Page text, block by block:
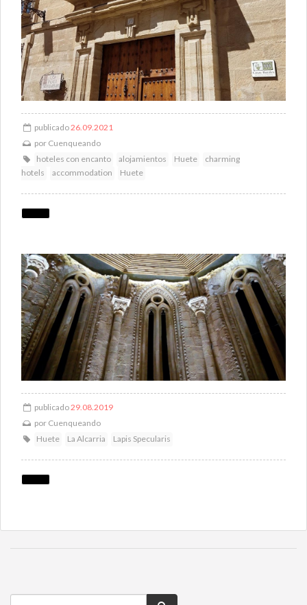
publicado26.09.2021
por Cuenqueando
hoteles con encanto
alojamientos Huete
charming
hotels
accommodation Huete
publicado29.08.2019
por Cuenqueando
Huete
La Alcarria Lapis Specularis